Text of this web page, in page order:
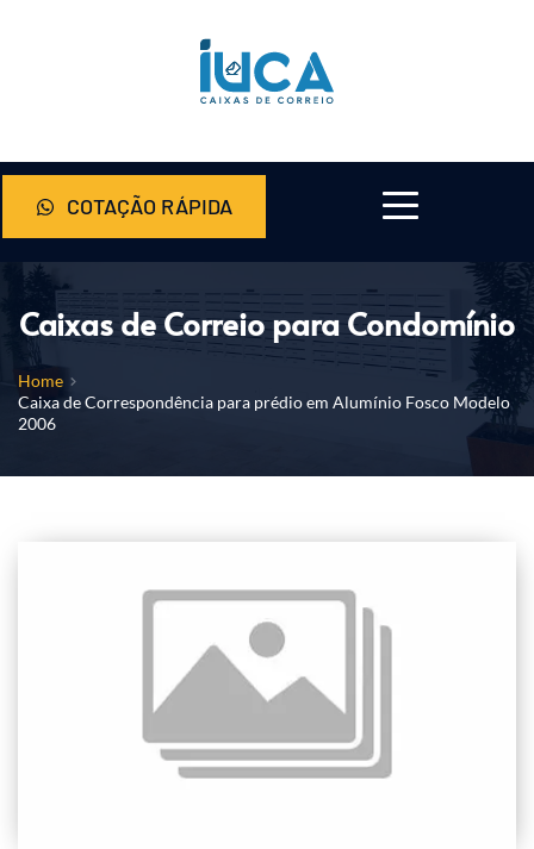
COTAÇÃO RÁPIDA
Caixas de Correio para Condomínio
Home
Caixa de Correspondência para prédio em Alumínio Fosco Modelo
2006